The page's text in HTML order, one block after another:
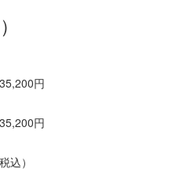
円
円
込）